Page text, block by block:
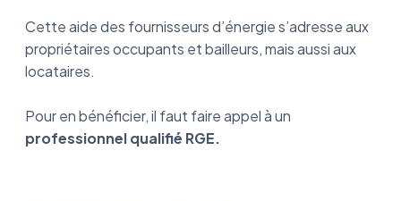
Cette aide des fournisseurs d’énergie s’adresse aux
propriétaires occupants et bailleurs, mais aussi aux
locataires.
Pour en bénéficier, il faut faire appel à un
professionnel qualifié RGE.